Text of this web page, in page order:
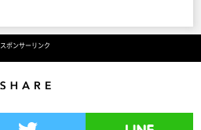
スポンサーリンク